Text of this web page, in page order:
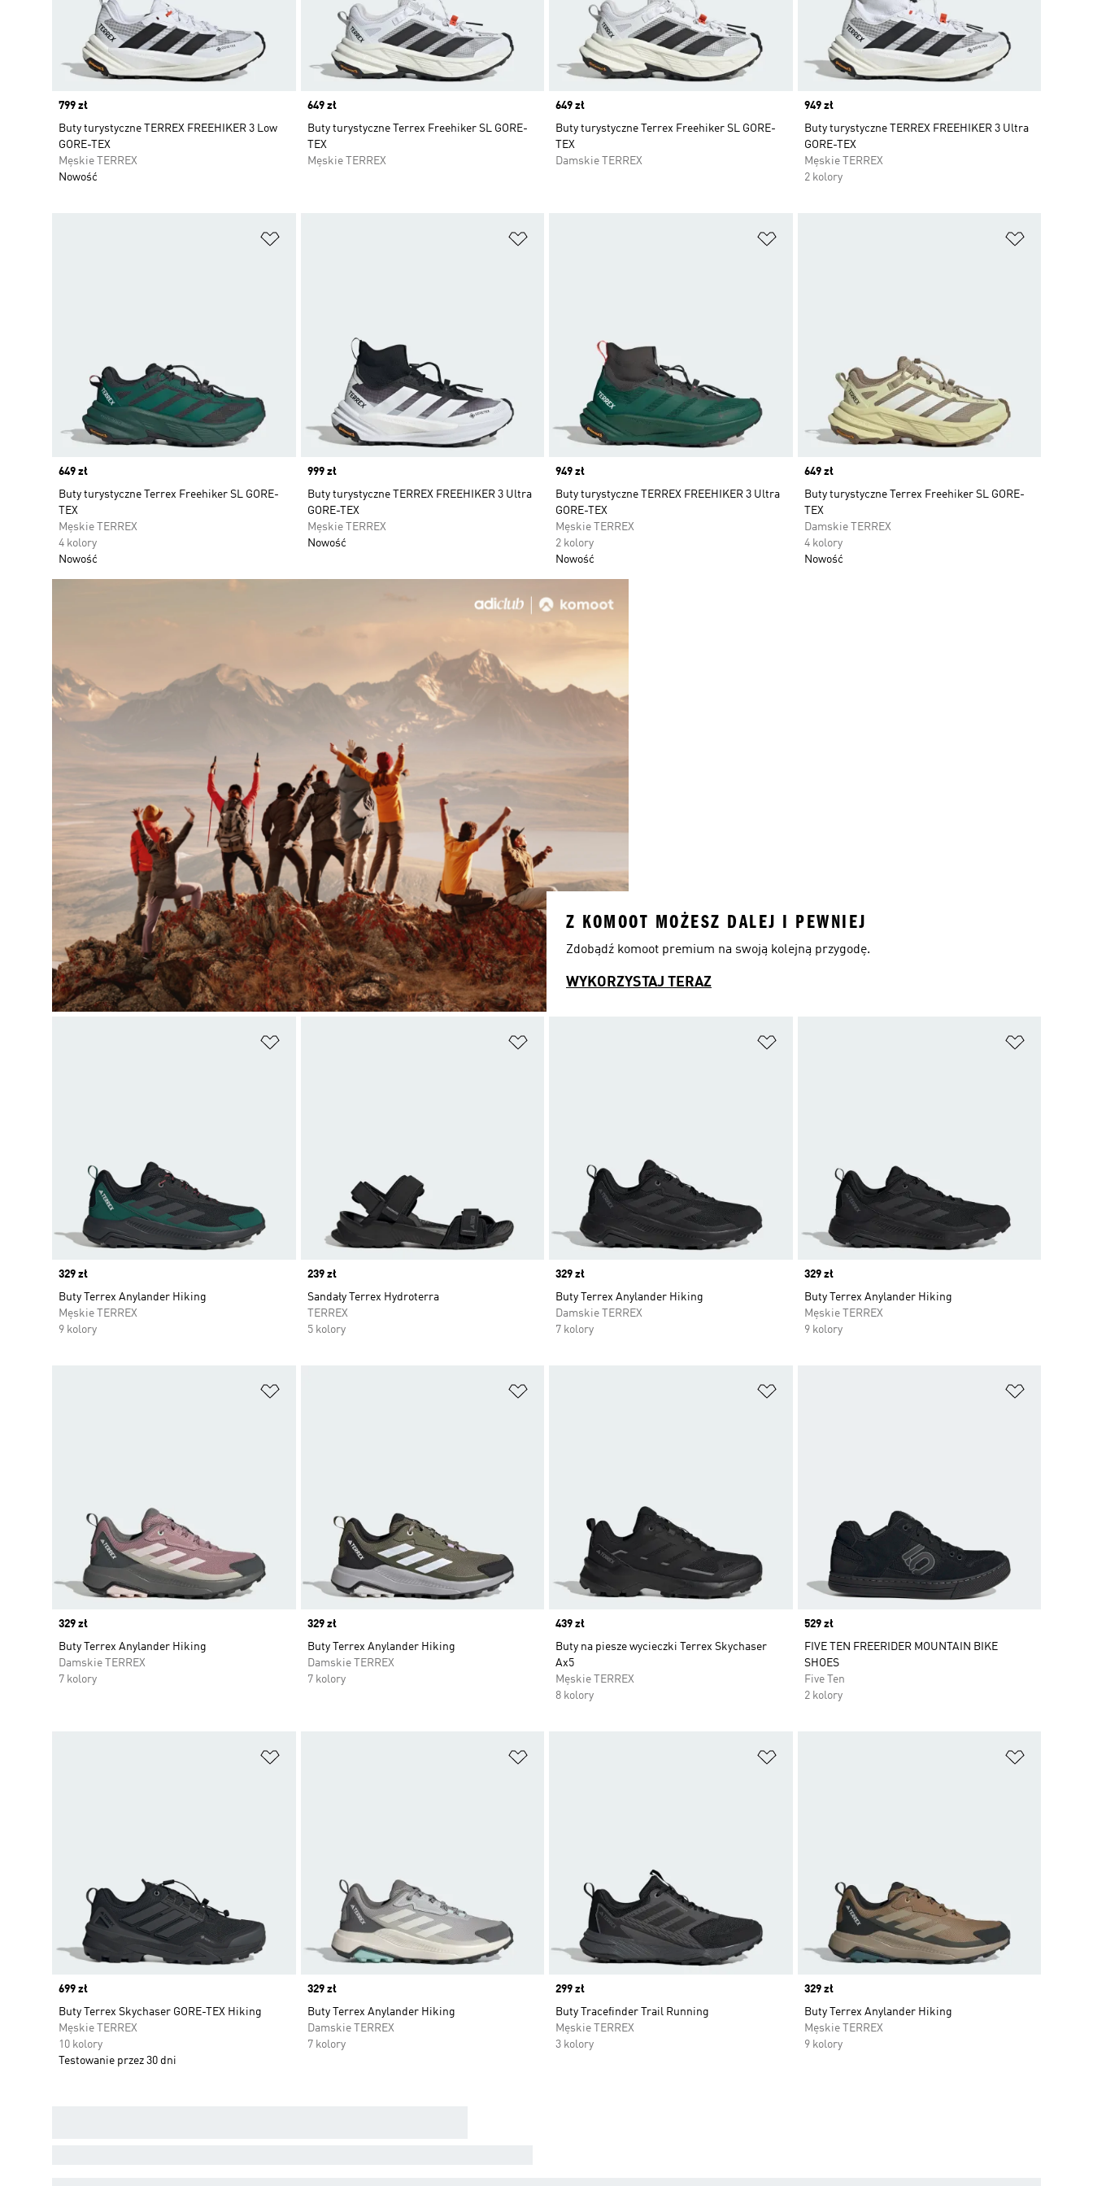
Price
799 zł
Buty turystyczne TERREX FREEHIKER 3 Low
GORE-TEX
Męskie TERREX
Nowość
Price
649 zł
Buty turystyczne Terrex Freehiker SL GORE-
TEX
Męskie TERREX
Price
649 zł
Buty turystyczne Terrex Freehiker SL GORE-
TEX
Damskie TERREX
Price
949 zł
Buty turystyczne TERREX FREEHIKER 3 Ultra
GORE-TEX
Męskie TERREX
2 kolory
Price
649 zł
Buty turystyczne Terrex Freehiker SL GORE-
TEX
Męskie TERREX
4 kolory
Nowość
Price
999 zł
Buty turystyczne TERREX FREEHIKER 3 Ultra
GORE-TEX
Męskie TERREX
Nowość
Price
949 zł
Buty turystyczne TERREX FREEHIKER 3 Ultra
GORE-TEX
Męskie TERREX
2 kolory
Nowość
Price
649 zł
Buty turystyczne Terrex Freehiker SL GORE-
TEX
Damskie TERREX
4 kolory
Nowość
Price
329 zł
Buty Terrex Anylander Hiking
Męskie TERREX
9 kolory
Price
239 zł
Sandały Terrex Hydroterra
TERREX
5 kolory
Price
329 zł
Buty Terrex Anylander Hiking
Damskie TERREX
7 kolory
Price
329 zł
Buty Terrex Anylander Hiking
Męskie TERREX
9 kolory
Price
329 zł
Buty Terrex Anylander Hiking
Damskie TERREX
7 kolory
Price
329 zł
Buty Terrex Anylander Hiking
Damskie TERREX
7 kolory
Price
439 zł
Buty na piesze wycieczki Terrex Skychaser
Ax5
Męskie TERREX
8 kolory
Price
529 zł
FIVE TEN FREERIDER MOUNTAIN BIKE
SHOES
Five Ten
2 kolory
Price
699 zł
Buty Terrex Skychaser GORE-TEX Hiking
Męskie TERREX
10 kolory
Testowanie przez 30 dni
Price
329 zł
Buty Terrex Anylander Hiking
Damskie TERREX
7 kolory
Price
299 zł
Buty Tracefinder Trail Running
Męskie TERREX
3 kolory
Price
329 zł
Buty Terrex Anylander Hiking
Męskie TERREX
9 kolory
Z KOMOOT MOŻESZ DALEJ I PEWNIEJ
Zdobądź komoot premium na swoją kolejną przygodę.
WYKORZYSTAJ TERAZ